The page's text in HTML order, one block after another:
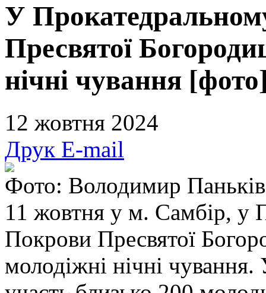
У
Пресвятої
нічні чування
12 жовтня 2024
Друк E-mail
Фото: Володимир Паньків
11 жовтня у м. Самбір, у
Покрови Пресвятої
молодіжні нічні